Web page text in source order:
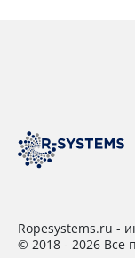
Ropesystems.ru -
© 2018 - 2026